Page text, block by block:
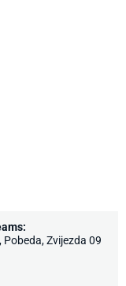
Pobeda, Zvijezda 09